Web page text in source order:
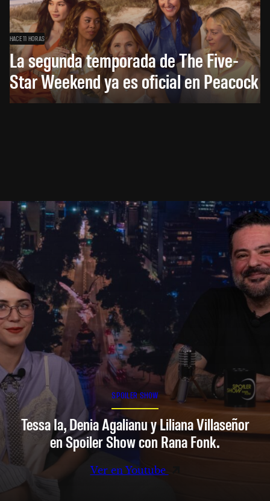
HACE 11 HORAS
La segunda temporada de The Five-
Star Weekend ya es oficial en Peacock
SPOILER SHOW
Tessa Ia, Denia Agalianu y Liliana Villaseñor
en Spoiler Show con Rana Fonk.
Ver en Youtube